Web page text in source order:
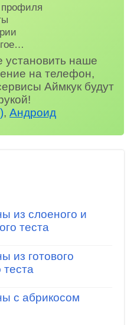
установить наше
на телефон,
Аймкук будут
,Андроид
из слоеного и
теста
из готового
теста
с абрикосом